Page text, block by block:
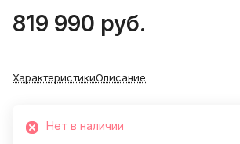
819 990 руб.
ХарактеристикиОписание
Нет в наличии